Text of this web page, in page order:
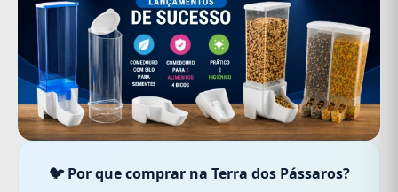
🐦 Por que comprar na Terra dos Pássaros?